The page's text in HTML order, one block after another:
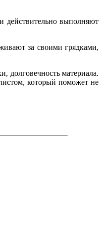
действительно выполняют
за своими грядками,
долговечность материала.
который поможет не